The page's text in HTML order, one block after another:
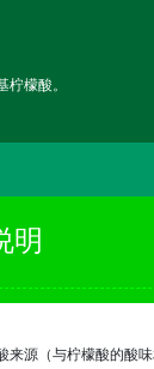
檬酸。
明
源（与柠檬酸的酸